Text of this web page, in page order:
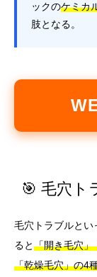
ックのケミカ
肢となる。
🎯 毛穴ト
毛穴トラブルとい
ると「開き毛穴」
「乾燥毛穴」の4